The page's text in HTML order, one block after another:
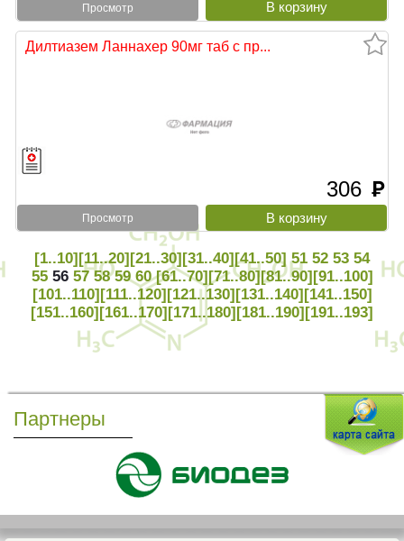
Просмотр
Дилтиазем Ланнахер 90мг таб с пр...
306 руб
Просмотр
[1..10] [11..20] [21..30] [31..40] [41..50] 51 52 53 54
55 56 57 58 59 60 [61..70] [71..80][81..90] [91..100]
[101..110] [111..120] [121..130] [131..140] [141..150]
[151..160] [161..170] [171..180] [181..190] [191..193]
Партнеры